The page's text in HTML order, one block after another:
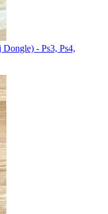
- Ps3, Ps4,